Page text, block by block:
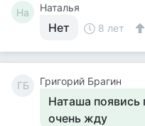
На Наталья
Нет 8 лет
ГБ Григорий Брагин
Наташа появись
очень жду